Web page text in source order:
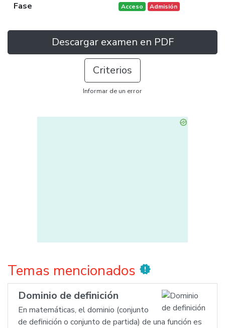
Fase Acceso Admisión
Descargar examen en PDF
Criterios
Informar de un error
Temas mencionados new_releases
Dominio de definición
En matemáticas, el dominio (conjunto
de definición o conjunto de partida) de una función es